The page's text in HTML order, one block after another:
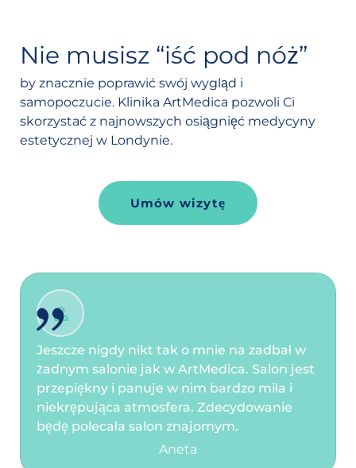
Nie musisz “iść pod nóż”
by znacznie poprawić swój wygląd i
samopoczucie. Klinika ArtMedica pozwoli Ci
skorzystać z najnowszych osiągnięć medycyny
estetycznej w Londynie.
Umów wizytę
Aneta
Jeszcze nigdy nikt tak o mnie na zadbał w
żadnym salonie jak w ArtMedica. Salon jest
przepiękny i panuje w nim bardzo miła i
niekrępująca atmosfera. Zdecydowanie
będę polecała salon znajomym.